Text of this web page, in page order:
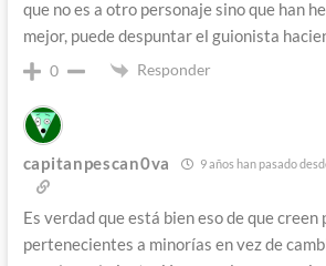
que no es a otro personaje sino que han
mejor, puede despuntar el guionista
0 Responder
capitanpescan0va 9 años han pasado
Es verdad que está bien eso de que creen
pertenecientes a minorías en vez de